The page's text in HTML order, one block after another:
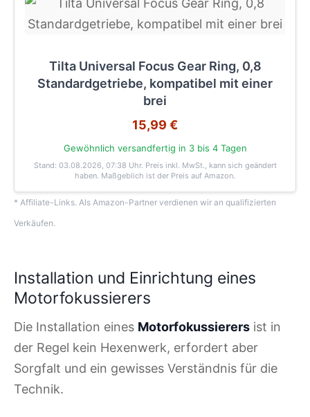
Tilta Universal Focus Gear Ring, 0,8
Standardgetriebe, kompatibel mit einer
brei
15,99 €
Gewöhnlich versandfertig in 3 bis 4 Tagen
Stand: 03.08.2026, 07:38 Uhr. Preis inkl. MwSt., kann sich geändert
haben. Maßgeblich ist der Preis auf Amazon.
* Affiliate-Links. Als Amazon-Partner verdienen wir an qualifizierten
Verkäufen.
Installation und Einrichtung eines
Motorfokussierers
Die Installation eines Motorfokussierers ist in
der Regel kein Hexenwerk, erfordert aber
Sorgfalt und ein gewisses Verständnis für die
Technik.